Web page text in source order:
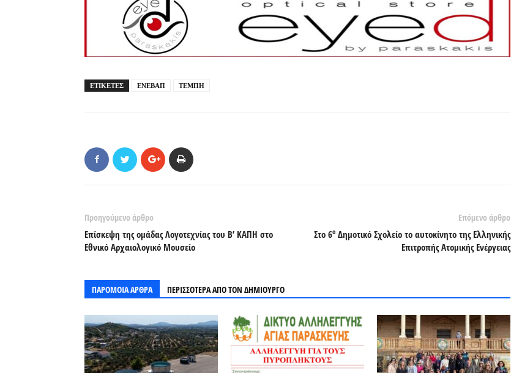
ΕΤΙΚΕΤΕΣ ΕΝΕΒΑΠ ΤΕΜΠΗ
Προηγούμενο άρθρο
Επίσκεψη της ομάδας Λογοτεχνίας του Β’ ΚΑΠΗ στο
Εθνικό Αρχαιολογικό Μουσείο
Επόμενο άρθρο
Στο 6ο Δημοτικό Σχολείο το αυτοκίνητο της Ελληνικής
Επιτροπής Ατομικής Ενέργειας
ΠΑΡΟΜΟΙΑ ΑΡΘΡΑ ΠΕΡΙΣΣΟΤΕΡΑ ΑΠΟ ΤΟΝ ΔΗΜΙΟΥΡΓΟ